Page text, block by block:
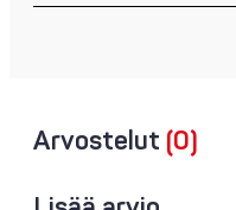
Arvostelut (0)